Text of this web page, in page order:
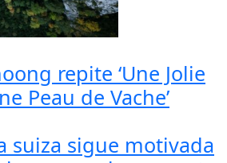
repite ‘Une Jolie
Peau de Vache’
suiza sigue motivada